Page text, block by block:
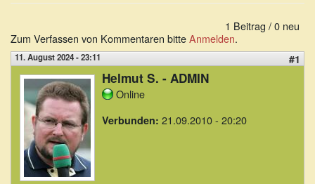
1 Beitrag / 0 neu
Zum Verfassen von Kommentaren bitteAnmelden.
11. August 2024 - 23:11 #1
Helmut S. - ADMIN
Online
Verbunden: 21.09.2010 - 20:20